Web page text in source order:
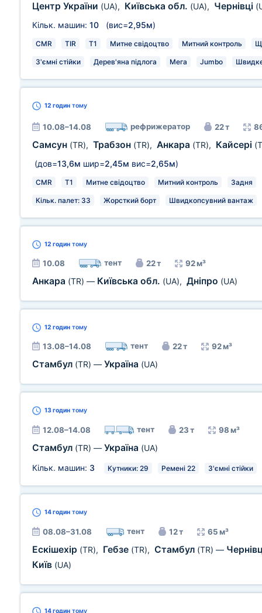
Центр України (UA), Київська обл. (UA), Чернівці
Кільк. машин: 10 (вис=2,95м)
CMR TIR T1 Митне свідоцтво Митний контроль
З'ємні стійки Дерев'яна підлога Мега Jumbo
12 годин тому
10.08–14.08 рефрижератор 22 т
Самсун (TR), Трабзон (TR), Анкара (TR), Кайсері
(дов=13,6м шир=2,45м вис=2,65м)
CMR T1 Митне свідоцтво Митний контроль Задня
Кільк. палет: 33 Жорсткий борт Швидкопсувний вантаж
12 годин тому
10.08 тент 22 т 92 м³
Анкара (TR) — Київська обл. (UA), Дніпро (UA)
12 годин тому
13.08–14.08 тент 22 т 92 м³
Стамбул (TR) — Україна (UA)
13 годин тому
12.08–14.08 тент 23 т 98 м³
Стамбул (TR) — Україна (UA)
Кільк. машин: 3 Кутники: 29 Ремені 22 З'ємні стійки
14 годин тому
08.08–31.08 тент 12 т 65 м³
Ескішехір (TR), Гебзе (TR), Стамбул (TR) —
Київ (UA)
14 годин тому